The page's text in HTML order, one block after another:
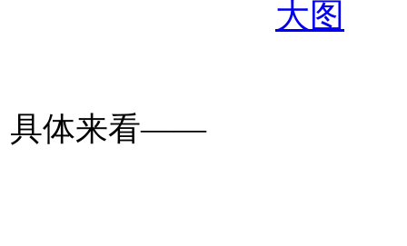
具体来看——